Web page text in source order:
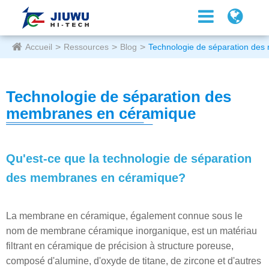
Accueil Ressources Blog Technologie de séparation
Technologie de séparation des
membranes en céramique
Qu'est-ce que la technologie de séparation
des membranes en céramique?
La membrane en céramique, également connue sous le
nom de membrane céramique inorganique, est un matériau
filtrant en céramique de précision à structure poreuse,
composé d'alumine, d'oxyde de titane, de zircone et d'autres